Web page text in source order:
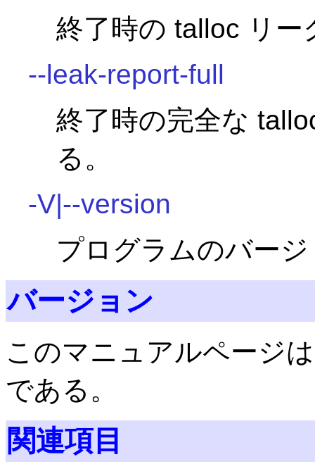
終了時の talloc リ
--leak-report-full
終了時の完全な
る。
-V|--version
プログラムのバー
バージョン
このマニュアルページ
である。
関連項目